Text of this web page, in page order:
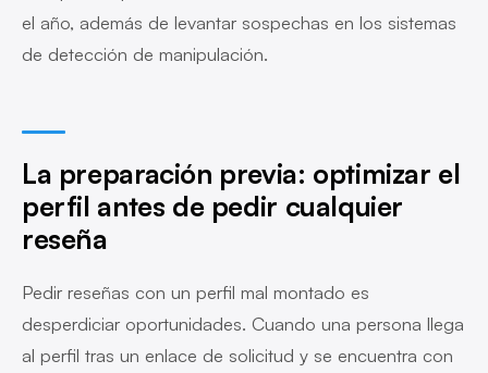
el año, además de levantar sospechas en los sistemas
de detección de manipulación.
La preparación previa: optimizar el
perfil antes de pedir cualquier
reseña
Pedir reseñas con un perfil mal montado es
desperdiciar oportunidades. Cuando una persona llega
al perfil tras un enlace de solicitud y se encuentra con